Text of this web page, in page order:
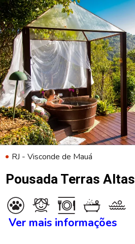
RJ - Visconde de Mauá
Pousada Terras Altas
Ver mais informações